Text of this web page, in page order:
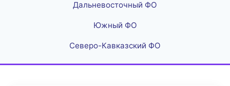
Дальневосточный ФО
Южный ФО
Северо-Кавказский ФО